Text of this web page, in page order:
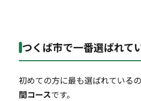
つくば市で一番選ばれて
初めての方に最も選ばれているの
間コースです。